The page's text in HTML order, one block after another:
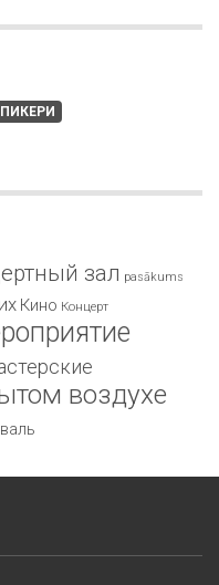
зал pasākums
Кино Концерт
воздухе